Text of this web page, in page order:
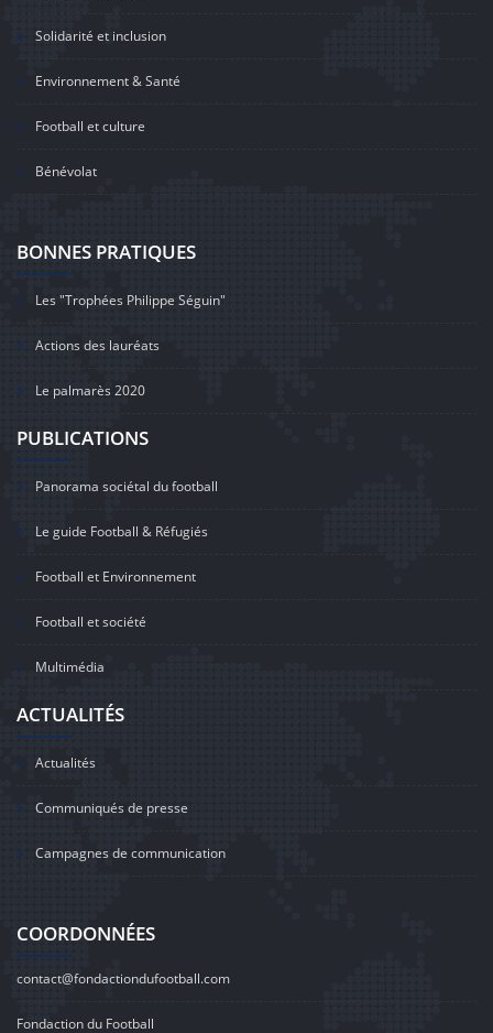
Solidarité et inclusion
Environnement & Santé
Football et culture
Bénévolat
BONNES PRATIQUES
Les "Trophées Philippe Séguin"
Actions des lauréats
Le palmarès 2020
PUBLICATIONS
Panorama sociétal du football
Le guide Football & Réfugiés
Football et Environnement
Football et société
Multimédia
ACTUALITÉS
Actualités
Communiqués de presse
Campagnes de communication
COORDONNÉES
contact@fondactiondufootball.com
Fondaction du Football